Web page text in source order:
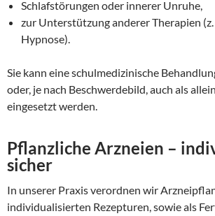
Schlafstörungen oder innerer Unruhe,
zur Unterstützung anderer Therapien
Hypnose).
Sie kann eine schulmedizinische
oder, je nach Beschwerdebild, auch als
eingesetzt werden.
Pflanzliche Arzneien –
sicher
In unserer Praxis verordnen wir
individualisierten Rezepturen, sowie als